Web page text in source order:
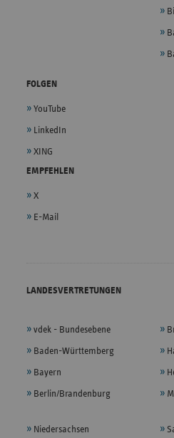
FOLGEN
YouTube
LinkedIn
XING
EMPFEHLEN
X
E-Mail
LANDESVERTRETUNGEN
vdek - Bundesebene
Baden-Württemberg
Bayern
Berlin/Brandenburg
Niedersachsen